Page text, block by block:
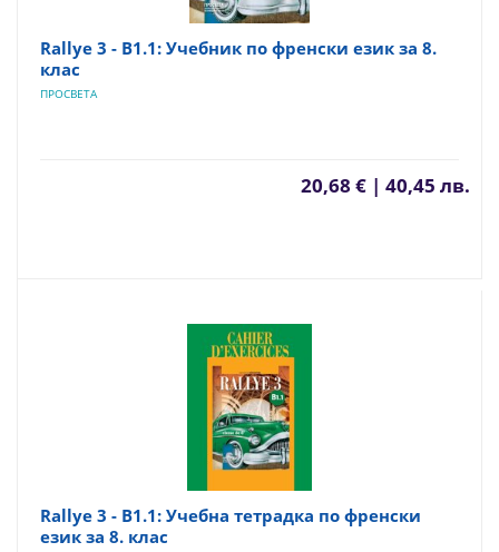
Rallye 3 - B1.1: Учебник по френски език за 8.
клас
ПРОСВЕТА
20,68 € | 40,45 лв.
Rallye 3 - B1.1: Учебна тетрадка по френски
език за 8. клас